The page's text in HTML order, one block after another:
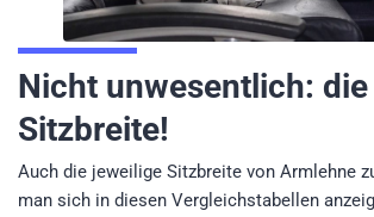
Nicht unwesentlich: die
Sitzbreite!
Auch die jeweilige Sitzbreite von Armlehne
man sich in diesen Vergleichstabellen